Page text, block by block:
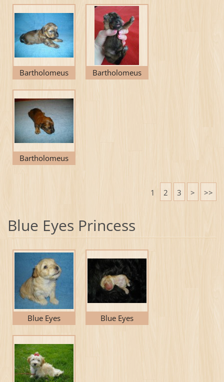
Bartholomeus Bartholomeus
Bartholomeus
1 2 3 > >>
Blue Eyes Princess
Blue Eyes
Blue Eyes